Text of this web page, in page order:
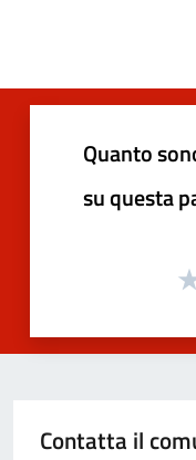
Quanto
su questa
Contatta il